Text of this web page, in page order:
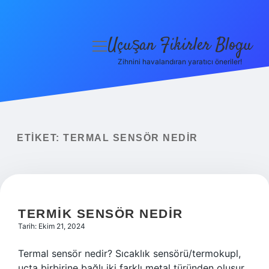
Yasal Uyarı
menüyü
Uçuşan Fikirler Blogu
Zihnini havalandıran yaratıcı öneriler!
ETIKET: TERMAL SENSÖR NEDIR
TERMIK SENSÖR NEDIR
Tarih: Ekim 21, 2024
Termal sensör nedir? Sıcaklık sensörü/termokupl,